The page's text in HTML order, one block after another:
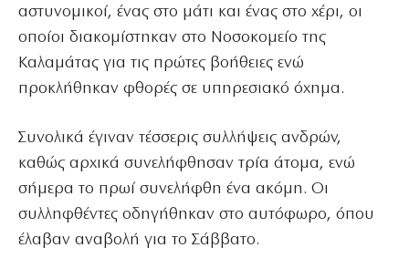
αστυνομικοί, ένας στο μάτι και ένας στο χέρι, οι
οποίοι διακομίστηκαν στο Νοσοκομείο της
Καλαμάτας για τις πρώτες βοήθειες ενώ
προκλήθηκαν φθορές σε υπηρεσιακό όχημα.
Συνολικά έγιναν τέσσερις συλλήψεις ανδρών,
καθώς αρχικά συνελήφθησαν τρία άτομα, ενώ
σήμερα το πρωί συνελήφθη ένα ακόμη. Οι
συλληφθέντες οδηγήθηκαν στο αυτόφωρο, όπου
έλαβαν αναβολή για το Σάββατο.